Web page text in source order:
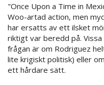
"Once Upon a Time in
Woo-artad action, men
har ersatts av ett ilsket
riktigt var beredd på.
frågan är om Rodriguez
lite krigiskt politisk) eller
ett hårdare sätt.